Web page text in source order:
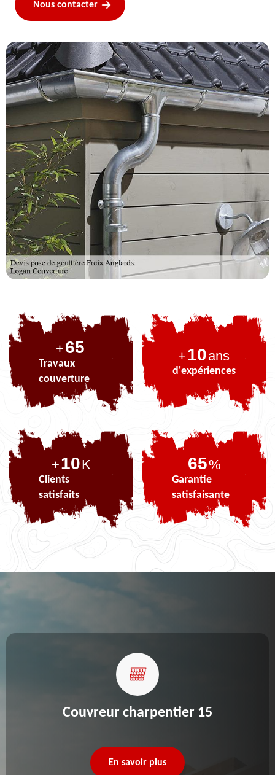
Nous contacter
+79
Travaux
couverture
+10ans
d'expériences
+10K
Clients
satisfaits
79%
Garantie
satisfaisante
Couvreur charpentier 15
En savoir plus